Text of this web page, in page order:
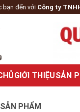
bạn đến với Công ty
GIỚI THIỆUSẢN
PHẨM